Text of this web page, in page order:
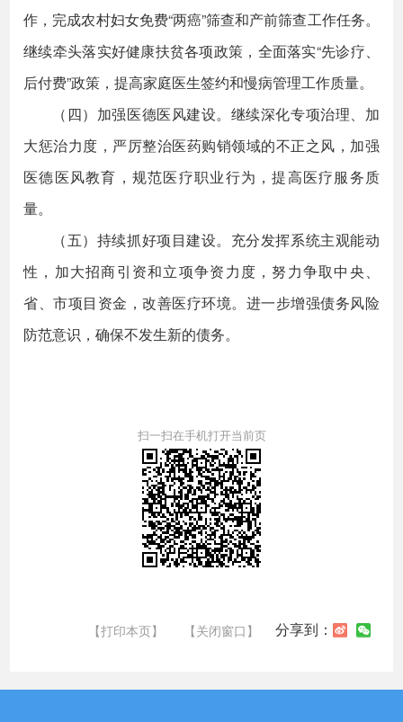
作，完成农村妇女免费“两癌”筛查和产前筛查工作任务。
继续牵头落实好健康扶贫各项政策，全面落实“先诊疗、
后付费”政策，提高家庭医生签约和慢病管理工作质量。
（四）加强医德医风建设。继续深化专项治理、加
大惩治力度，严厉整治医药购销领域的不正之风，加强
医德医风教育，规范医疗职业行为，提高医疗服务质
量。
（五）持续抓好项目建设。充分发挥系统主观能动
性，加大招商引资和立项争资力度，努力争取中央、
省、市项目资金，改善医疗环境。进一步增强债务风险
防范意识，确保不发生新的债务。
扫一扫在手机打开当前页
【打印本页】 【关闭窗口】 分享到：